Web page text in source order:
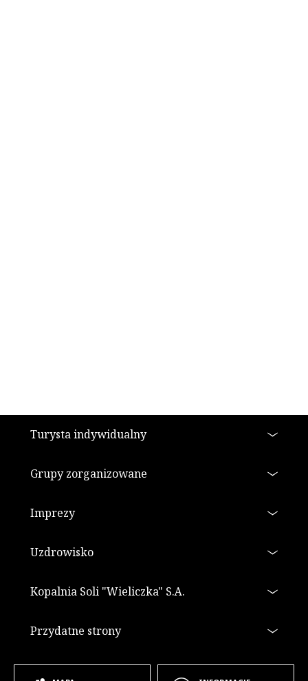
Stopka
Turysta indywidualny
Grupy zorganizowane
Imprezy
Uzdrowisko
Kopalnia Soli "Wieliczka" S.A.
Przydatne strony